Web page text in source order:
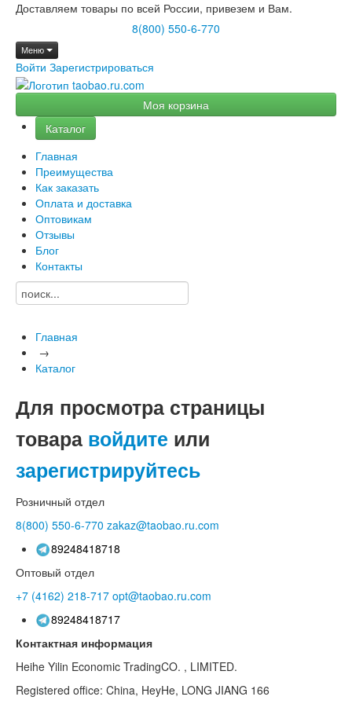
Доставляем товары по всей России, привезем и Вам.
8(800) 550-6-770
Меню
Войти Зарегистрироваться
Моя корзина
Каталог
Главная
Преимущества
Как заказать
Оплата и доставка
Оптовикам
Отзывы
Блог
Контакты
Главная
→
Каталог
Для просмотра страницы
товара войдите или
зарегистрируйтесь
Розничный отдел
8(800) 550-6-770 zakaz@taobao.ru.com
89248418718
Оптовый отдел
+7 (4162) 218-717 opt@taobao.ru.com
89248418717
Контактная информация
Heihe Yilin Economic TradingCO. , LIMITED.
Registered office: China, HeyHe, LONG JIANG 166